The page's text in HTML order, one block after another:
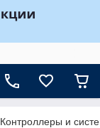
Контроллеры и